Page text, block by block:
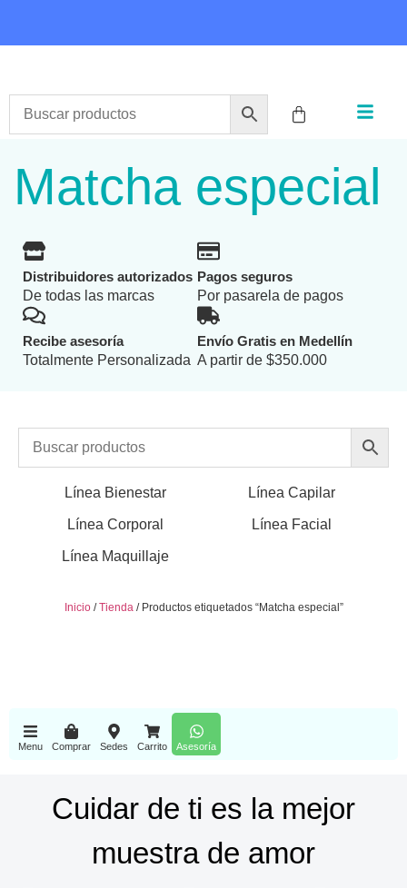
Matcha especial
Distribuidores autorizados
De todas las marcas
Pagos seguros
Por pasarela de pagos
Recibe asesoría
Totalmente Personalizada
Envío Gratis en Medellín
A partir de $350.000
Línea Bienestar Línea Capilar
Línea Corporal Línea Facial
Línea Maquillaje
Inicio/Tienda/ Productos etiquetados “Matcha especial”
Menu Comprar Sedes Carrito Asesoría
Cuidar de ti es la mejor
muestra de amor